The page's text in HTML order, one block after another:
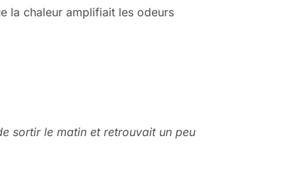
la chaleur amplifiait les odeurs
sortir le matin et retrouvait un peu